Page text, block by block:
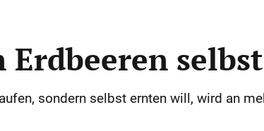
sondern selbst ernten will, wird an